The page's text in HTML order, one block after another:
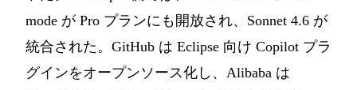
mode が Pro プランにも開放され、Sonnet 4.6 が
統合された。GitHub は Eclipse 向け Copilot プラ
グインをオープンソース化し、Alibaba は